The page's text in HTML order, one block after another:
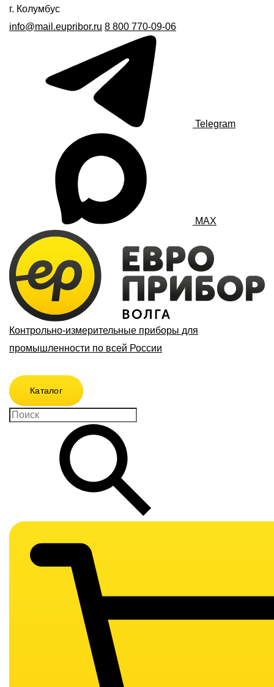
г. Колумбус
info@mail.eupribor.ru 8 800 770-09-06
Telegram
MAX
Контрольно-измерительные приборы для
промышленности по всей России
Каталог